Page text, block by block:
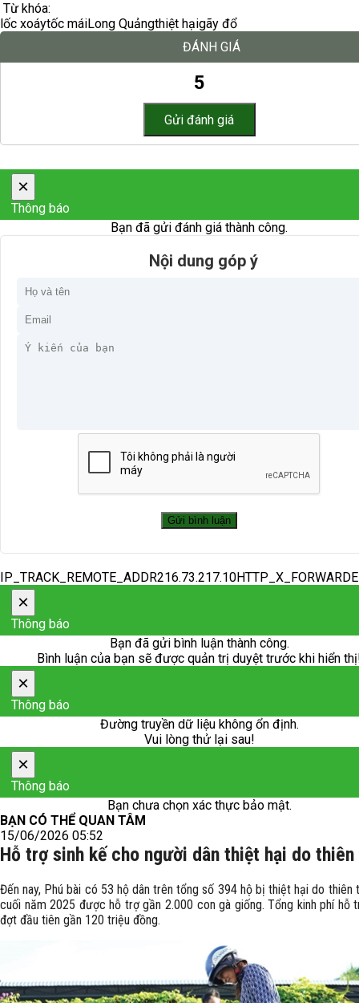
Từ khóa:
lốc xoáytốc máiLong Quảngthiệt hạigãy đổ
ĐÁNH GIÁ
5
×
Thông báo
Bạn đã gửi đánh giá thành công.
Nội dung góp ý
×
Thông báo
Bạn đã gửi bình luận thành công.
Bình luận của bạn sẽ được quản trị duyệt trước khi hiển
×
Thông báo
Đường truyền dữ liệu không ổn định.
Vui lòng thử lại sau!
×
Thông báo
Bạn chưa chọn xác thực bảo mật.
BẠN CÓ THỂ QUAN TÂM
15/06/2026 05:52
Hỗ trợ sinh kế cho người dân thiệt hại do
Đến nay, Phú bài có 53 hộ dân trên tổng số 394 hộ bị thiệt hại do thiên
cuối năm 2025 được hỗ trợ gần 2.000 con gà giống. Tổng kinh phí hỗ
đợt đầu tiên gần 120 triệu đồng.